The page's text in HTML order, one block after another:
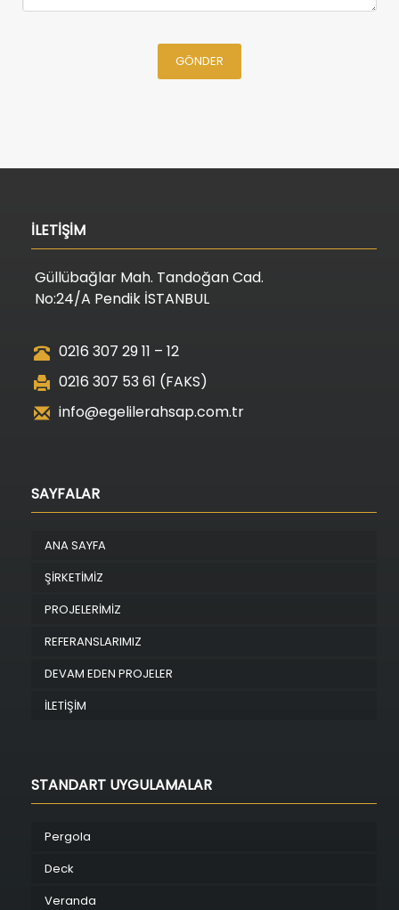
GÖNDER
İLETİŞİM
Güllübağlar Mah. Tandoğan Cad.
No:24/A Pendik İSTANBUL
0216 307 29 11 – 12
0216 307 53 61 (FAKS)
info@egelilerahsap.com.tr
SAYFALAR
ANA SAYFA
ŞİRKETİMİZ
PROJELERİMİZ
REFERANSLARIMIZ
DEVAM EDEN PROJELER
İLETİŞİM
STANDART UYGULAMALAR
Pergola
Deck
Veranda